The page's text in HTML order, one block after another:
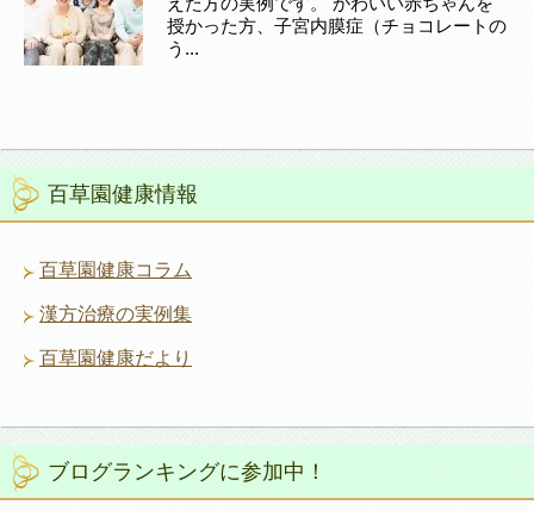
授かった方、子宮内膜症（チョコレートの
う...
百草園健康情報
百草園健康コラム
漢方治療の実例集
百草園健康だより
ブログランキングに参加中！